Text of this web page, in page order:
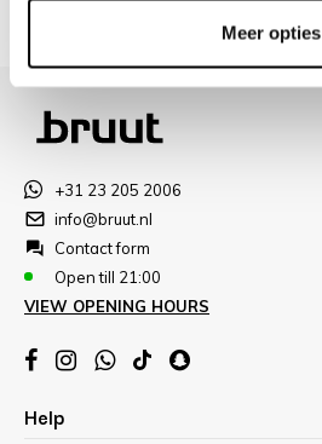
Meer opties
+31 23 205 2006
info@bruut.nl
Contact form
Open till 21:00
VIEW OPENING HOURS
Help